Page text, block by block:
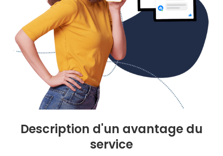
Description d'un avantage du
service